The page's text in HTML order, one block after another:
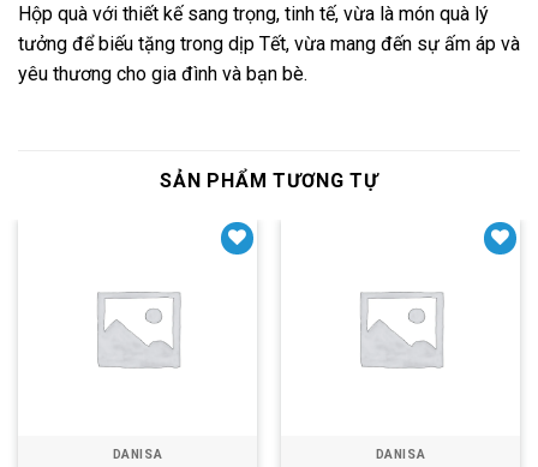
Hộp quà với thiết kế sang trọng, tinh tế, vừa là món quà lý
tưởng để biếu tặng trong dịp Tết, vừa mang đến sự ấm áp và
yêu thương cho gia đình và bạn bè.
SẢN PHẨM TƯƠNG TỰ
DANISA DANISA